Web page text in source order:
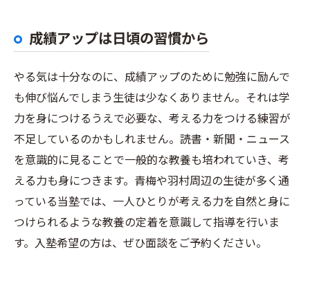
成績アップは日頃の習慣から
やる気は十分なのに、成績アップのために勉強に励んで
も伸び悩んでしまう生徒は少なくありません。それは学
力を身につけるうえで必要な、考える力をつける練習が
不足しているのかもしれません。読書・新聞・ニュース
を意識的に見ることで一般的な教養も培われていき、考
える力も身につきます。青梅や羽村周辺の生徒が多く通
っている当塾では、一人ひとりが考える力を自然と身に
つけられるような教養の定着を意識して指導を行いま
す。入塾希望の方は、ぜひ面談をご予約ください。